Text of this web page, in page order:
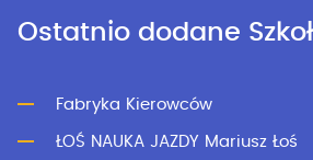
Ostatnio dodane
Fabryka Kierowców
ŁOŚ NAUKA JAZDY Mariusz Łoś